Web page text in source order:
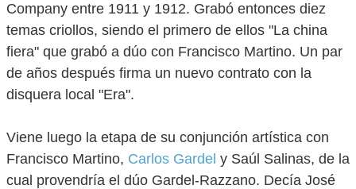
Company entre 1911 y 1912. Grabó entonces diez
temas criollos, siendo el primero de ellos "La china
fiera" que grabó a dúo con Francisco Martino. Un par
de años después firma un nuevo contrato con la
disquera local "Era".
Viene luego la etapa de su conjunción artística con
Francisco Martino, Carlos Gardel y Saúl Salinas, de la
cual provendría el dúo Gardel-Razzano. Decía José